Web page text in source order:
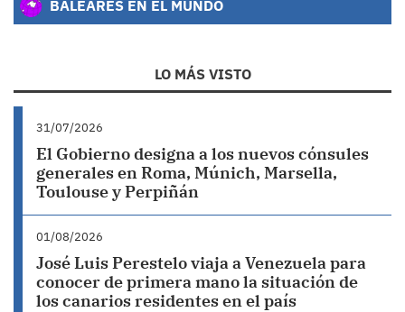
BALEARES EN EL MUNDO
LO MÁS VISTO
31/07/2026
El Gobierno designa a los nuevos cónsules
generales en Roma, Múnich, Marsella,
Toulouse y Perpiñán
01/08/2026
José Luis Perestelo viaja a Venezuela para
conocer de primera mano la situación de
los canarios residentes en el país